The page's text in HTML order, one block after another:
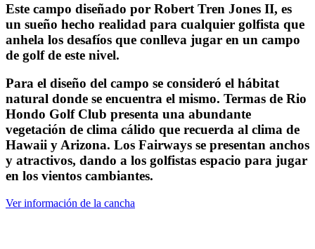
Este campo diseñado por Robert Tren Jones II, es
un sueño hecho realidad para cualquier golfista que
anhela los desafíos que conlleva jugar en un campo
de golf de este nivel.
Para el diseño del campo se consideró el hábitat
natural donde se encuentra el mismo. Termas de Rio
Hondo Golf Club presenta una abundante
vegetación de clima cálido que recuerda al clima de
Hawaii y Arizona. Los Fairways se presentan anchos
y atractivos, dando a los golfistas espacio para jugar
en los vientos cambiantes.
Ver información de la cancha